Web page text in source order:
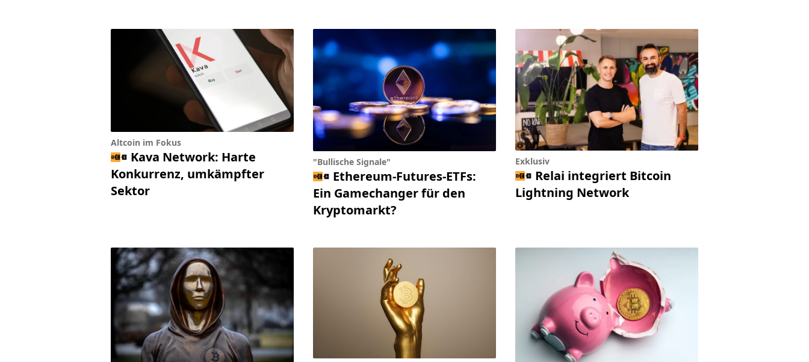
Altcoin im Fokus
Kava Network: Harte
Konkurrenz, umkämpfter
Sektor
"Bullische Signale"
Ethereum-Futures-ETFs:
Ein Gamechanger für den
Kryptomarkt?
Exklusiv
Relai integriert Bitcoin
Lightning Network